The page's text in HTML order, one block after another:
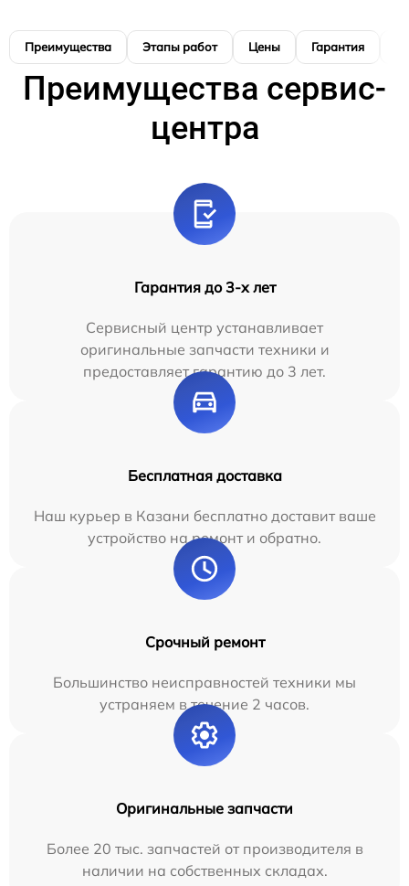
Преимущества Этапы работ Цены Гарантия
Преимущества сервис-
центра
Гарантия до 3-х лет
Сервисный центр устанавливает
оригинальные запчасти техники и
предоставляет гарантию до 3 лет.
Бесплатная доставка
Наш курьер в Казани бесплатно доставит ваше
устройство на ремонт и обратно.
Срочный ремонт
Большинство неисправностей техники мы
устраняем в течение 2 часов.
Оригинальные запчасти
Более 20 тыс. запчастей от производителя в
наличии на собственных складах.